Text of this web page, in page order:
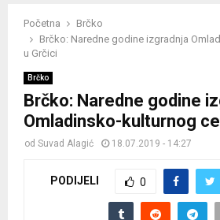
Početna
Brčko
Brčko: Naredne godine izgradnja
u Grčici
Brčko
Brčko: Naredne godine
Omladinsko-kulturnog
od Suvad Alagić 18.07.2019 - 14:27
PODIJELI 0